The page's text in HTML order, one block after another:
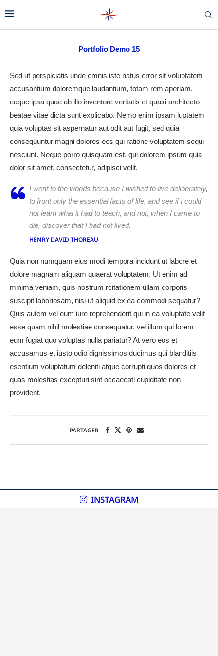
Portfolio Demo 15
Sed ut perspiciatis unde omnis iste natus error sit voluptatem
accusantium doloremque laudantium, totam rem aperiam,
eaque ipsa quae ab illo inventore veritatis et quasi architecto
beatae vitae dicta sunt explicabo. Nemo enim ipsam luptatem
quia voluptas sit aspernatur aut odit aut fugit, sed quia
consequuntur magni dolores eos qui ratione voluptatem sequi
nesciunt. Neque porro quisquam est, qui dolorem ipsum quia
dolor sit amet, consectetur, adipisci velit.
I went to the woods because I wished to live deliberately,
to front only the essential facts of life, and see if I could
not learn what it had to teach, and not, when I came to
die, discover that I had not lived.
HENRY DAVID THOREAU
Quia non numquam eius modi tempora incidunt ut labore et
dolore magnam aliquam quaerat voluptatem. Ut enim ad
minima veniam, quis nostrum rcitationem ullam corporis
suscipit laboriosam, nisi ut aliquid ex ea commodi sequatur?
Quis autem vel eum iure reprehenderit qui in ea voluptate velit
esse quam nihil molestiae consequatur, vel illum qui lorem
eum fugiat quo voluptas nulla pariatur? At vero eos et
accusamus et iusto odio dignissimos ducimus qui blanditiis
esentium voluptatum deleniti atque corrupti quos dolores et
quas molestias excepturi sint occaecati cupiditate non
provident,
PARTAGER
INSTAGRAM